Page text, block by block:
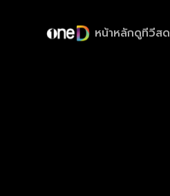
หน้าหลักดูทีวีสด